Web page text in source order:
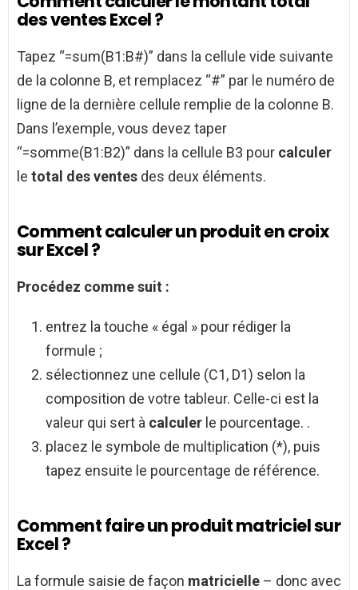
des ventes Excel ?
Tapez “=sum(B1:B#)” dans la cellule vide suivante
de la colonne B, et remplacez “#” par le numéro de
ligne de la dernière cellule remplie de la colonne B.
Dans l’exemple, vous devez taper
“=somme(B1:B2)” dans la cellule B3 pour calculer
le total des ventes des deux éléments.
Comment calculer un produit en croix
sur Excel ?
Procédez comme suit :
entrez la touche « égal » pour rédiger la
formule ;
sélectionnez une cellule (C1, D1) selon la
composition de votre tableur. Celle-ci est la
valeur qui sert à calculer le pourcentage. .
placez le symbole de multiplication (*), puis
tapez ensuite le pourcentage de référence.
Comment faire un produit matriciel sur
Excel ?
La formule saisie de façon matricielle – donc avec